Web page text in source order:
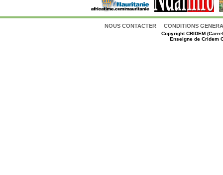
NOUS CONTACTER CONDITIONS
CopyrightCRIDEM
Enseigne de Cridem